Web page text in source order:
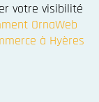
votre visibilité
OrnaWeb
à Hyères